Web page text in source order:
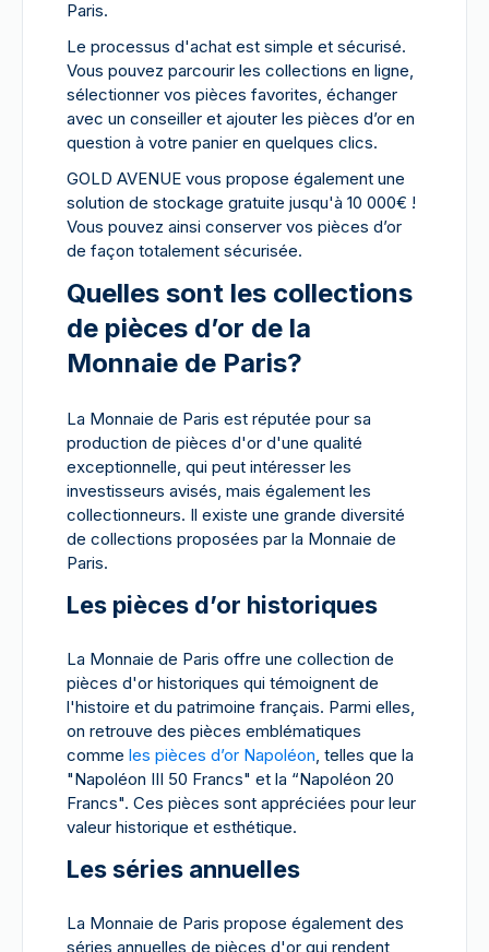
Paris.
Le processus d'achat est simple et sécurisé.
Vous pouvez parcourir les collections en ligne,
sélectionner vos pièces favorites, échanger
avec un conseiller et ajouter les pièces d’or en
question à votre panier en quelques clics.
GOLD AVENUE vous propose également une
solution de stockage gratuite jusqu'à 10 000€ !
Vous pouvez ainsi conserver vos pièces d’or
de façon totalement sécurisée.
Quelles sont les collections
de pièces d’or de la
Monnaie de Paris?
La Monnaie de Paris est réputée pour sa
production de pièces d'or d'une qualité
exceptionnelle, qui peut intéresser les
investisseurs avisés, mais également les
collectionneurs. Il existe une grande diversité
de collections proposées par la Monnaie de
Paris.
Les pièces d’or historiques
La Monnaie de Paris offre une collection de
pièces d'or historiques qui témoignent de
l'histoire et du patrimoine français. Parmi elles,
on retrouve des pièces emblématiques
comme les pièces d’or Napoléon, telles que la
"Napoléon III 50 Francs" et la “Napoléon 20
Francs". Ces pièces sont appréciées pour leur
valeur historique et esthétique.
Les séries annuelles
La Monnaie de Paris propose également des
séries annuelles de pièces d'or qui rendent